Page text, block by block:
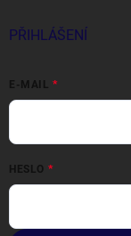
PŘIHLÁŠENÍ
E-MAIL
HESLO